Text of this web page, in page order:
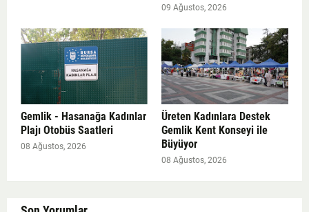
09 Ağustos, 2026
Gemlik - Hasanağa Kadınlar
Plajı Otobüs Saatleri
08 Ağustos, 2026
Üreten Kadınlara Destek
Gemlik Kent Konseyi ile
Büyüyor
08 Ağustos, 2026